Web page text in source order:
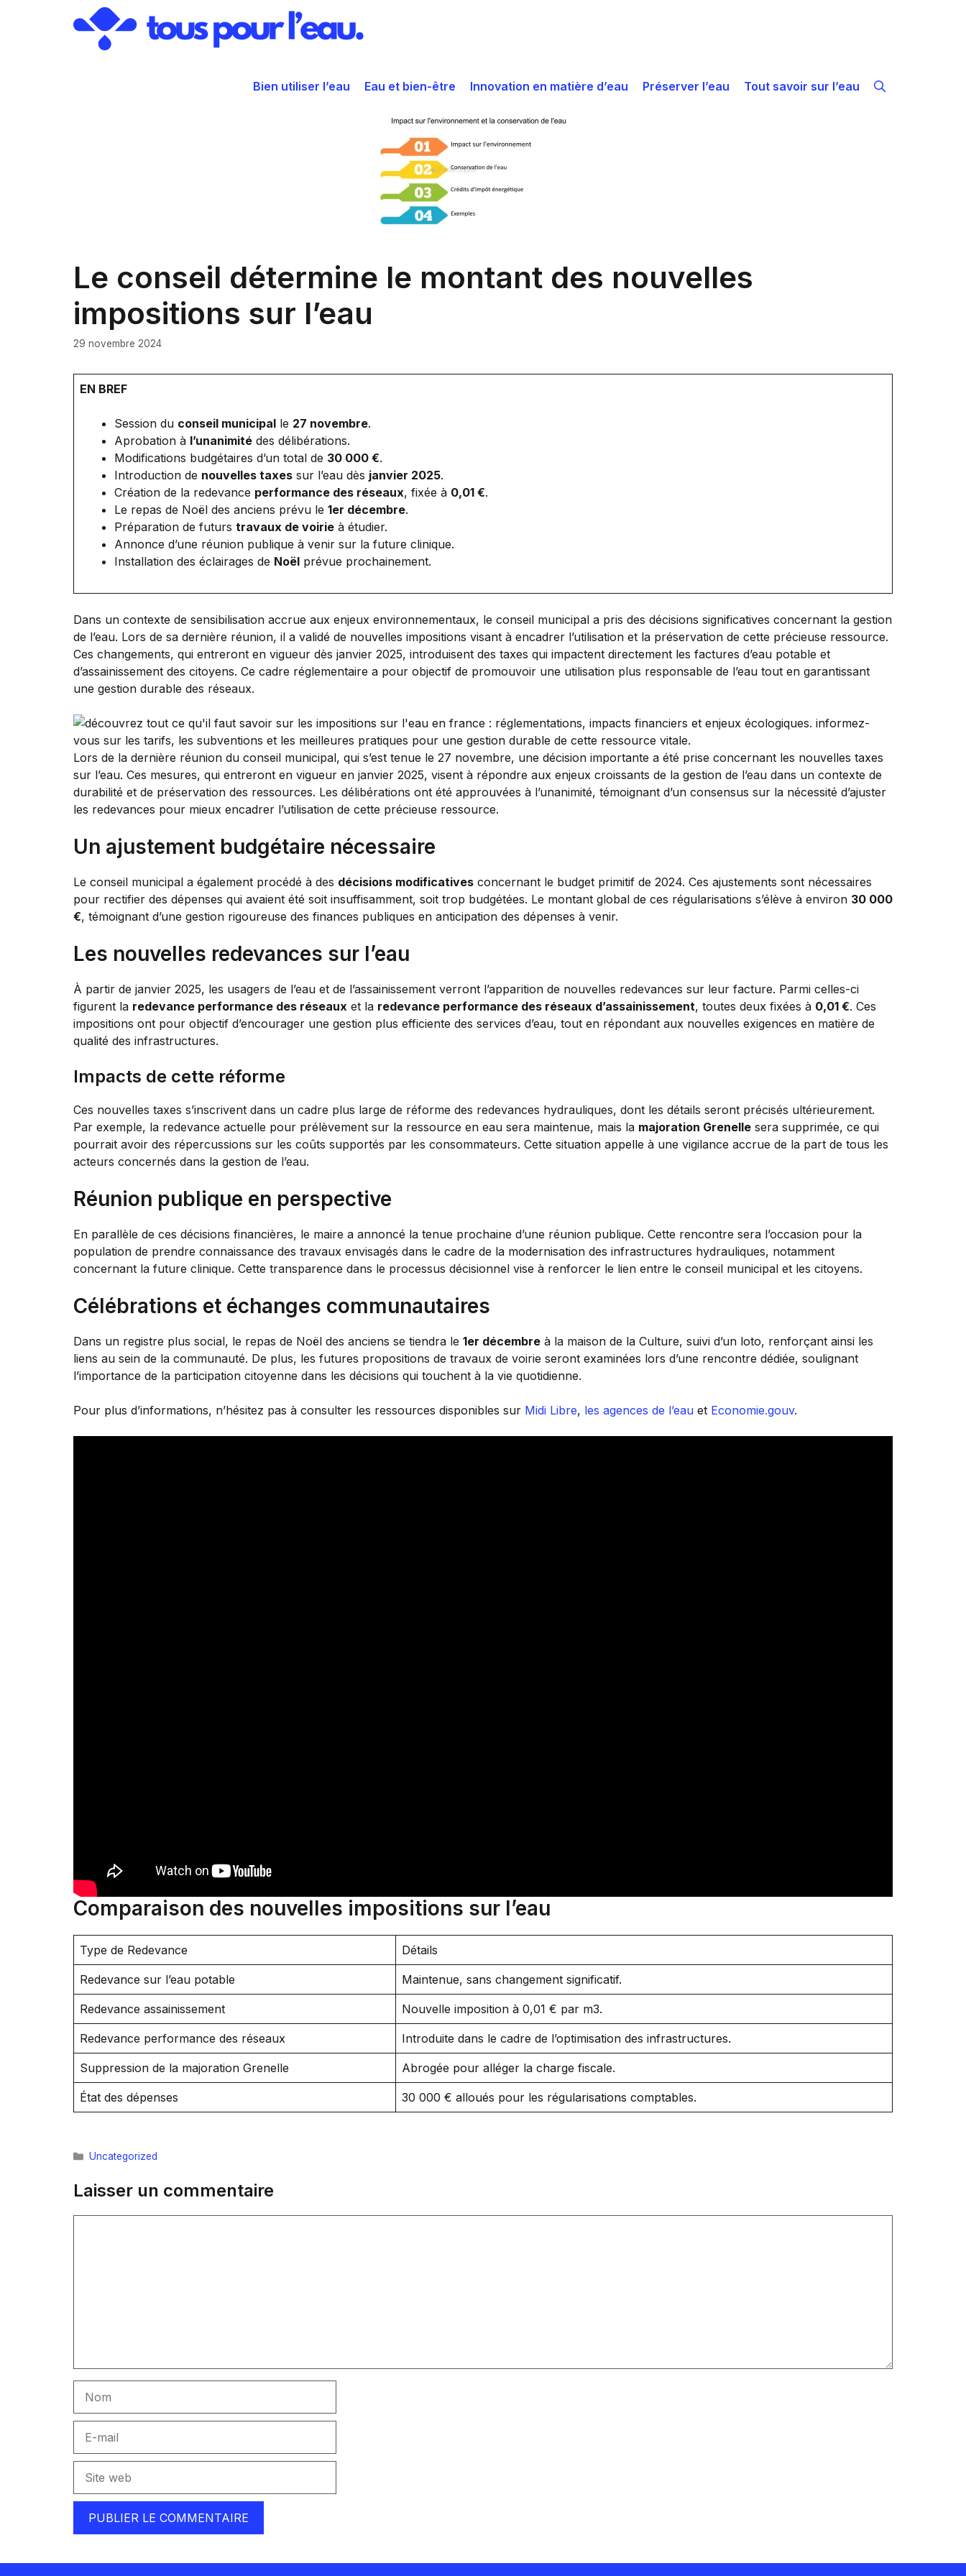
Bien utiliser l’eau Eau et bien-être Innovation en matière d’eau Préserver l’eau Tout savoir sur l’eau
Le conseil détermine le montant des nouvelles
impositions sur l’eau
29 novembre 2024
EN BREF
Session du conseil municipal le 27 novembre.
Aprobation à l’unanimité des délibérations.
Modifications budgétaires d’un total de 30 000 €.
Introduction de nouvelles taxes sur l’eau dès janvier 2025.
Création de la redevance performance des réseaux, fixée à 0,01 €.
Le repas de Noël des anciens prévu le 1er décembre.
Préparation de futurs travaux de voirie à étudier.
Annonce d’une réunion publique à venir sur la future clinique.
Installation des éclairages de Noël prévue prochainement.
Dans un contexte de sensibilisation accrue aux enjeux environnementaux, le conseil municipal a pris des décisions significatives concernant la gestion
de l’eau. Lors de sa dernière réunion, il a validé de nouvelles impositions visant à encadrer l’utilisation et la préservation de cette précieuse ressource.
Ces changements, qui entreront en vigueur dès janvier 2025, introduisent des taxes qui impactent directement les factures d’eau potable et
d’assainissement des citoyens. Ce cadre réglementaire a pour objectif de promouvoir une utilisation plus responsable de l’eau tout en garantissant
une gestion durable des réseaux.
Lors de la dernière réunion du conseil municipal, qui s’est tenue le 27 novembre, une décision importante a été prise concernant les nouvelles taxes
sur l’eau. Ces mesures, qui entreront en vigueur en janvier 2025, visent à répondre aux enjeux croissants de la gestion de l’eau dans un contexte de
durabilité et de préservation des ressources. Les délibérations ont été approuvées à l’unanimité, témoignant d’un consensus sur la nécessité d’ajuster
les redevances pour mieux encadrer l’utilisation de cette précieuse ressource.
Un ajustement budgétaire nécessaire
Le conseil municipal a également procédé à des décisions modificatives concernant le budget primitif de 2024. Ces ajustements sont nécessaires
pour rectifier des dépenses qui avaient été soit insuffisamment, soit trop budgétées. Le montant global de ces régularisations s’élève à environ 30 000
€, témoignant d’une gestion rigoureuse des finances publiques en anticipation des dépenses à venir.
Les nouvelles redevances sur l’eau
À partir de janvier 2025, les usagers de l’eau et de l’assainissement verront l’apparition de nouvelles redevances sur leur facture. Parmi celles-ci
figurent la redevance performance des réseaux et la redevance performance des réseaux d’assainissement, toutes deux fixées à 0,01 €. Ces
impositions ont pour objectif d’encourager une gestion plus efficiente des services d’eau, tout en répondant aux nouvelles exigences en matière de
qualité des infrastructures.
Impacts de cette réforme
Ces nouvelles taxes s’inscrivent dans un cadre plus large de réforme des redevances hydrauliques, dont les détails seront précisés ultérieurement.
Par exemple, la redevance actuelle pour prélèvement sur la ressource en eau sera maintenue, mais la majoration Grenelle sera supprimée, ce qui
pourrait avoir des répercussions sur les coûts supportés par les consommateurs. Cette situation appelle à une vigilance accrue de la part de tous les
acteurs concernés dans la gestion de l’eau.
Réunion publique en perspective
En parallèle de ces décisions financières, le maire a annoncé la tenue prochaine d’une réunion publique. Cette rencontre sera l’occasion pour la
population de prendre connaissance des travaux envisagés dans le cadre de la modernisation des infrastructures hydrauliques, notamment
concernant la future clinique. Cette transparence dans le processus décisionnel vise à renforcer le lien entre le conseil municipal et les citoyens.
Célébrations et échanges communautaires
Dans un registre plus social, le repas de Noël des anciens se tiendra le 1er décembre à la maison de la Culture, suivi d’un loto, renforçant ainsi les
liens au sein de la communauté. De plus, les futures propositions de travaux de voirie seront examinées lors d’une rencontre dédiée, soulignant
l’importance de la participation citoyenne dans les décisions qui touchent à la vie quotidienne.
Pour plus d’informations, n’hésitez pas à consulter les ressources disponibles sur Midi Libre, les agences de l’eau et Economie.gouv.
Comparaison des nouvelles impositions sur l’eau
Type de Redevance Détails
Redevance sur l’eau potable Maintenue, sans changement significatif.
Redevance assainissement Nouvelle imposition à 0,01 € par m3.
Redevance performance des réseaux Introduite dans le cadre de l’optimisation des infrastructures.
Suppression de la majoration Grenelle Abrogée pour alléger la charge fiscale.
État des dépenses 30 000 € alloués pour les régularisations comptables.
Catégories
Uncategorized
Laisser un commentaire
mail
web